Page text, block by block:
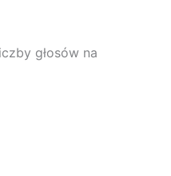
głosów na